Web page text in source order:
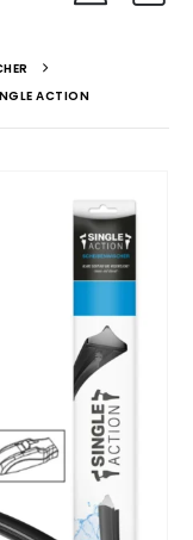
ACTION